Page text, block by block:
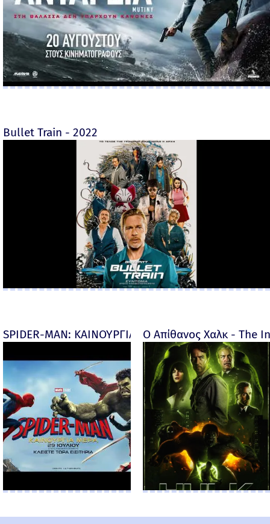
Bullet Train - 2022
SPIDER-MAN: ΚΑΙΝΟΥΡΓΙΑ ΜΕΡΑ (Spider-Man:
Ο Απίθανος Χαλκ - The